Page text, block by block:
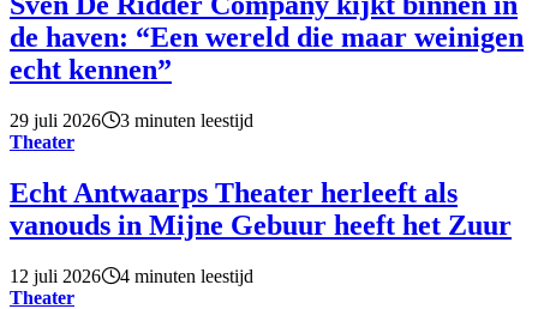
de haven: “Een wereld die maar weinigen
echt kennen”
29 juli 2026
3 minuten leestijd
Theater
Echt Antwaarps Theater herleeft als
vanouds in Mijne Gebuur heeft het Zuur
12 juli 2026
4 minuten leestijd
Theater